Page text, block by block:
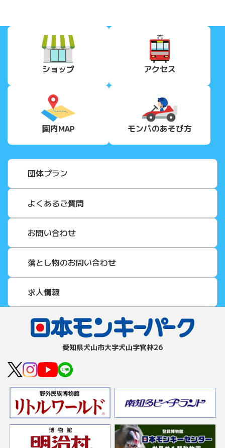
ショップ アクセス
園内MAP モンパのあそび方
団体プラン
よくあるご質問
お問い合わせ
落とし物のお問い合わせ
求人情報
愛知県⽝⼭市⼤字⽝⼭字官林26